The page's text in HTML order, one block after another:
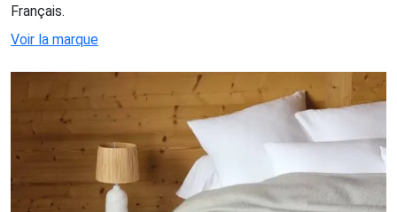
Français.
Voir la marque